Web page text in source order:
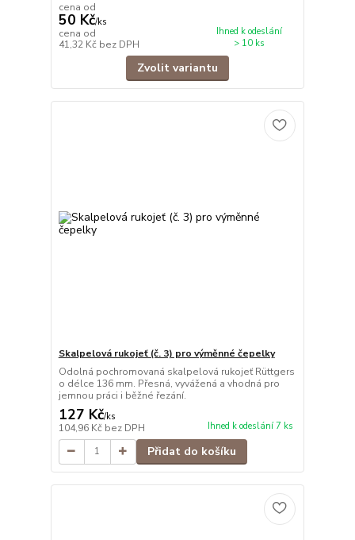
cena od
50 Kč/ks
cena od
41,32 Kč bez DPH
Ihned k odeslání
> 10 ks
Zvolit variantu
Skalpelová rukojeť (č. 3) pro výměnné čepelky
Odolná pochromovaná skalpelová rukojeť Rüttgers
o délce 136 mm. Přesná, vyvážená a vhodná pro
jemnou práci i běžné řezání.
127 Kč/ks
104,96 Kč bez DPH Ihned k odeslání 7 ks
Přidat do košíku